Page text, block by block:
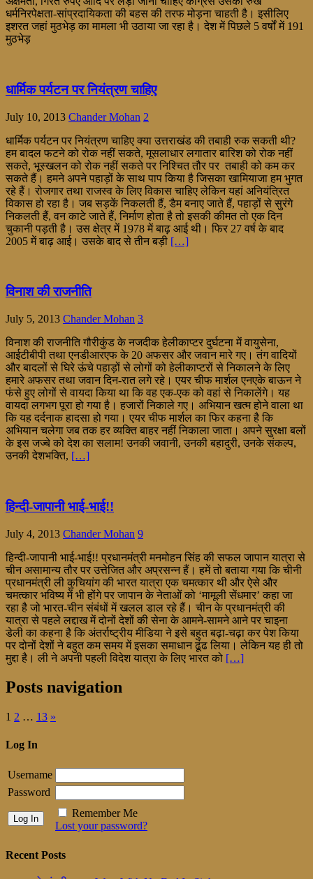
धर्मनिरपेक्षता-सांप्रदायिकता की बहस की तरफ मोड़ना चाहती है। इसीलिए
इशरत जहां मुठभेड़ का मामला भी उठाया जा रहा है। देश में पिछले 5 वर्षों में 191
मुठभेड़
धार्मिक पर्यटन पर नियंत्रण चाहिए
July 10, 2013 Chander Mohan 2
धार्मिक पर्यटन पर नियंत्रण चाहिए क्या उत्तराखंड की तबाही रुक सकती थी?
हम बादल फटने को रोक नहीं सकते, मूसलाधार लगातार बारिश को रोक नहीं
सकते, भूस्खलन को रोक नहीं सकते पर निश्चित तौर पर तबाही को कम कर
सकते हैं। हमने अपने पहाड़ों के साथ पाप किया है जिसका खामियाजा हम भुगत
रहे हैं। रोजगार तथा राजस्व के लिए विकास चाहिए लेकिन यहां अनियंत्रित
विकास हो रहा है। जब सड़कें निकलती हैं, डैम बनाए जाते हैं, पहाड़ों से सुरंगे
निकलती हैं, वन काटे जाते हैं, निर्माण होता है तो इसकी कीमत तो एक दिन
चुकानी पड़ती है। उस क्षेत्र में 1978 में बाढ़ आई थी। फिर 27 वर्ष के बाद
2005 में बाढ़ आई। उसके बाद से तीन बड़ी […]
विनाश की राजनीति
July 5, 2013 Chander Mohan 3
विनाश की राजनीति गौरीकुंड के नजदीक हेलीकाप्टर दुर्घटना में वायुसेना,
आईटीबीपी तथा एनडीआरएफ के 20 अफसर और जवान मारे गए। तंग वादियों
और बादलों से घिरे ऊंचे पहाड़ों से लोगों को हेलीकाप्टरों से निकालने के लिए
हमारे अफसर तथा जवान दिन-रात लगे रहे। एयर चीफ मार्शल एनएके बाऊन ने
फंसे हुए लोगों से वायदा किया था कि वह एक-एक को वहां से निकालेंगे। यह
वायदा लगभग पूरा हो गया है। हजारों निकाले गए। अभियान खत्म होने वाला था
कि यह दर्दनाक हादसा हो गया। एयर चीफ मार्शल का फिर कहना है कि
अभियान चलेगा जब तक हर व्यक्ति बाहर नहीं निकाला जाता। अपने सुरक्षा बलों
के इस जज्बे को देश का सलाम! उनकी जवानी, उनकी बहादुरी, उनके संकल्प,
उनकी देशभक्ति, […]
हिन्दी-जापानी भाई-भाई!!
July 4, 2013 Chander Mohan 9
हिन्दी-जापानी भाई-भाई!! प्रधानमंत्री मनमोहन सिंह की सफल जापान यात्रा से
चीन असामान्य तौर पर उत्तेजित और अप्रसन्न हैं। हमें तो बताया गया कि चीनी
प्रधानमंत्री ली कुचियांग की भारत यात्रा एक चमत्कार थी और ऐसे और
चमत्कार भविष्य में भी होंगे पर जापान के नेताओं को ‘मामूली सेंधमार’ कहा जा
रहा है जो भारत-चीन संबंधों में खलल डाल रहे हैं। चीन के प्रधानमंत्री की
यात्रा से पहले लद्दाख में दोनों देशों की सेना के आमने-सामने आने पर चाइना
डेली का कहना है कि अंतर्राष्ट्रीय मीडिया ने इसे बहुत बढ़ा-चढ़ा कर पेश किया
पर दोनों देशों ने बहुत कम समय में इसका समाधान ढूंढ लिया। लेकिन यह ही तो
मुद्दा है। ली ने अपनी पहली विदेश यात्रा के लिए भारत को […]
Posts navigation
1 2 … 13 »
Log In
Username
Password
Remember Me
Lost your password?
Recent Posts